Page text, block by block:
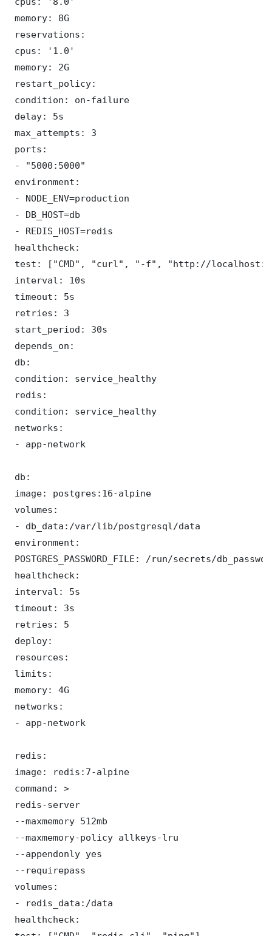
memory: 8G
reservations:
cpus: '1.0'
memory: 2G
restart_policy:
condition: on-failure
delay: 5s
max_attempts: 3
ports:
- "5000:5000"
environment:
- NODE_ENV=production
- DB_HOST=db
- REDIS_HOST=redis
healthcheck:
test: ["CMD", "curl", "-f", "http://
interval: 10s
timeout: 5s
retries: 3
start_period: 30s
depends_on:
db:
condition: service_healthy
redis:
condition: service_healthy
networks:
- app-network
db:
image: postgres:16-alpine
volumes:
- db_data:/var/lib/postgresql/data
environment:
POSTGRES_PASSWORD_FILE: /run/secrets/
healthcheck:
interval: 5s
timeout: 3s
retries: 5
deploy:
resources:
limits:
memory: 4G
networks:
- app-network
redis:
image: redis:7-alpine
command: >
redis-server
--maxmemory 512mb
--maxmemory-policy allkeys-lru
--appendonly yes
--requirepass
volumes:
- redis_data:/data
healthcheck: